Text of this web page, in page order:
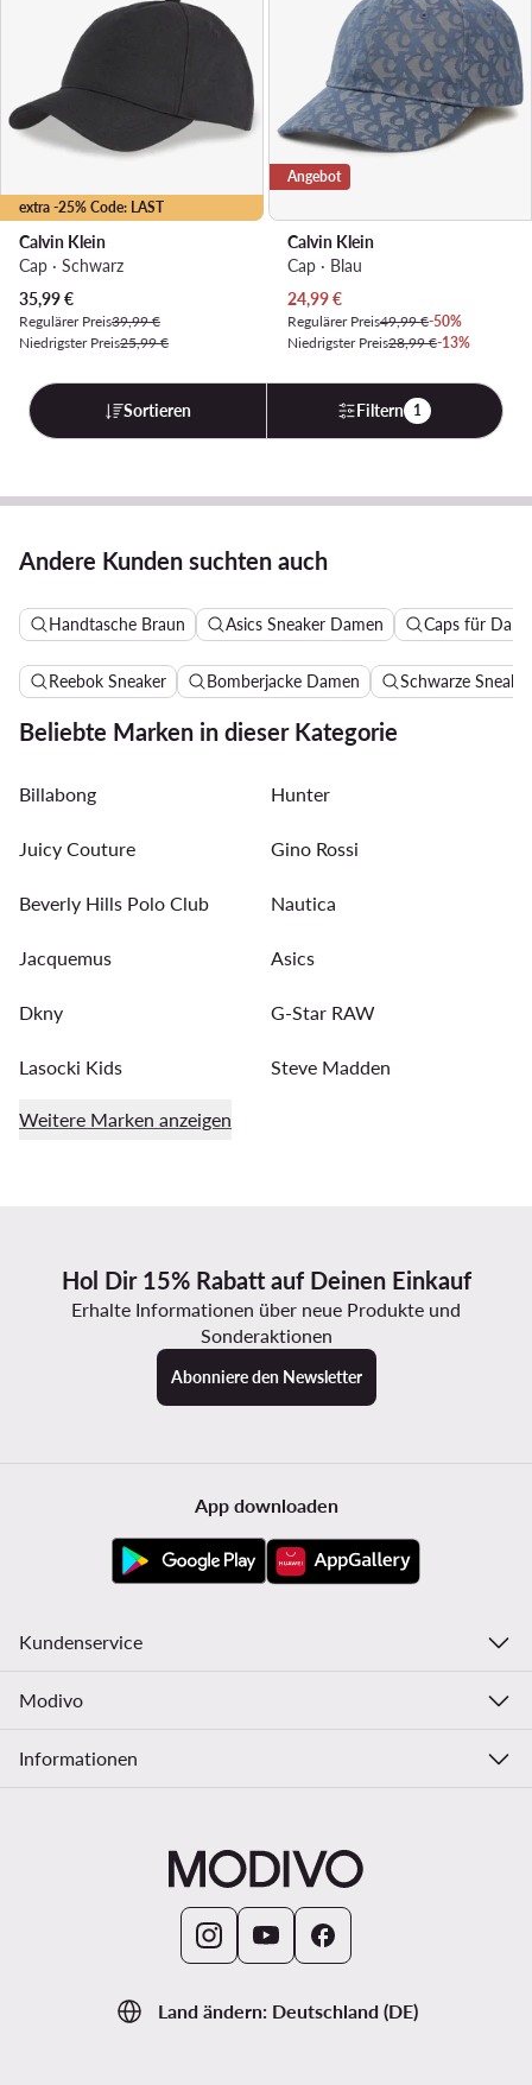
extra -25% Code: LAST
Calvin Klein
Cap · Schwarz
Aktueller Preis
35,99€
Regulärer Preis39,99 €
Niedrigster Preis25,99 €
Angebot
Calvin Klein
Cap · Blau
Aktueller Preis
24,99€
Regulärer Preis49,99 €-50%
Niedrigster Preis28,99 €-13%
Sortieren Filtern 1
Andere Kunden suchten auch
Handtasche Braun Asics Sneaker Damen Caps für
Reebok Sneaker Bomberjacke Damen Schwarze
Beliebte Marken in dieser Kategorie
Billabong Hunter
Juicy Couture Gino Rossi
Beverly Hills Polo Club Nautica
Jacquemus Asics
Dkny G-Star RAW
Lasocki Kids Steve Madden
Weitere Marken anzeigen
Hol Dir 15% Rabatt auf Deinen Einkauf
Erhalte Informationen über neue Produkte und
Sonderaktionen
Abonniere den Newsletter
Land ändern: Deutschland (DE)
App downloaden
Kundenservice
Modivo
Informationen